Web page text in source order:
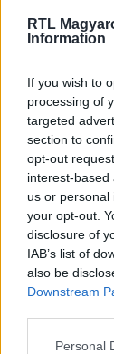
RTL
Information
If you wish to
processing of
targeted
section to
opt-out
interest-based
us or
your opt-out.
disclosure of
IAB’s list of
also be
Downstream
Please note
Personal
Reggeli
2021. október 5.
Sánta Laci
Macskákban.
szerepel. A
előrukkolt egy